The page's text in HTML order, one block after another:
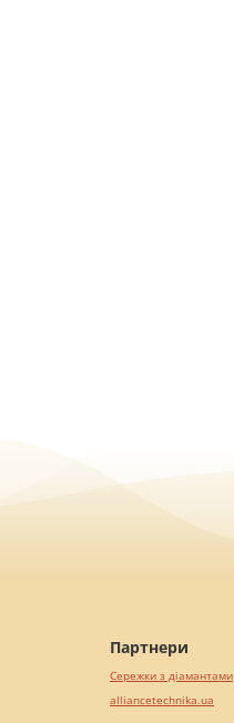
Партнери
Сережки з діамантами
alliancetechnika.ua